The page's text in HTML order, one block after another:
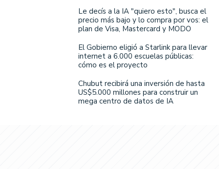
Le decís a la IA "quiero esto", busca el
precio más bajo y lo compra por vos: el
plan de Visa, Mastercard y MODO
El Gobierno eligió a Starlink para llevar
internet a 6.000 escuelas públicas:
cómo es el proyecto
Chubut recibirá una inversión de hasta
US$5.000 millones para construir un
mega centro de datos de IA